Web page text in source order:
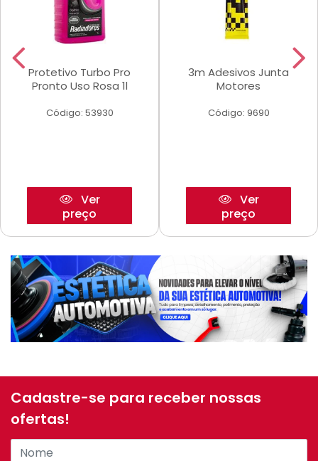
Protetivo Turbo Pro
Pronto Uso Rosa 1l
Código: 53930
Ver
preço
3m Adesivos Junta
Motores
Código: 9690
Ver
preço
Cadastre-se para receber nossas
ofertas!